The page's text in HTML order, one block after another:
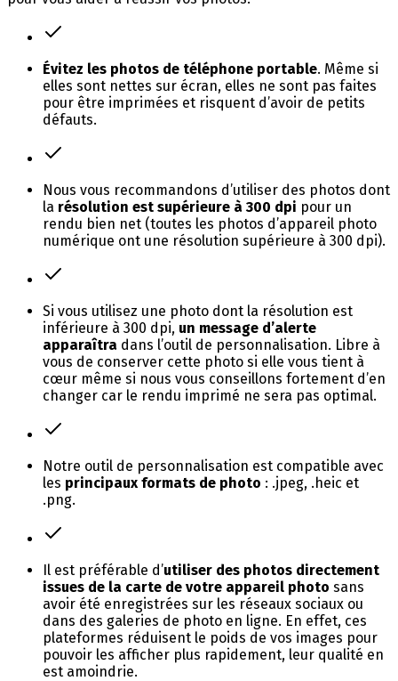
Évitez les photos de téléphone portable. Même si
elles sont nettes sur écran, elles ne sont pas faites
pour être imprimées et risquent d’avoir de petits
défauts.
Nous vous recommandons d’utiliser des photos dont
la résolution est supérieure à 300 dpi pour un
rendu bien net (toutes les photos d’appareil photo
numérique ont une résolution supérieure à 300 dpi).
Si vous utilisez une photo dont la résolution est
inférieure à 300 dpi, un message d’alerte
apparaîtra dans l’outil de personnalisation. Libre à
vous de conserver cette photo si elle vous tient à
cœur même si nous vous conseillons fortement d’en
changer car le rendu imprimé ne sera pas optimal.
Notre outil de personnalisation est compatible avec
les principaux formats de photo : .jpeg, .heic et
.png.
Il est préférable d’utiliser des photos directement
issues de la carte de votre appareil photo sans
avoir été enregistrées sur les réseaux sociaux ou
dans des galeries de photo en ligne. En effet, ces
plateformes réduisent le poids de vos images pour
pouvoir les afficher plus rapidement, leur qualité en
est amoindrie.